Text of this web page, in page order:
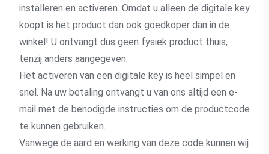
installeren en activeren. Omdat u alleen de digitale key
koopt is het product dan ook goedkoper dan in de
winkel! U ontvangt dus geen fysiek product thuis,
tenzij anders aangegeven.
Het activeren van een digitale key is heel simpel en
snel. Na uw betaling ontvangt u van ons altijd een e-
mail met de benodigde instructies om de productcode
te kunnen gebruiken.
Vanwege de aard en werking van deze code kunnen wij